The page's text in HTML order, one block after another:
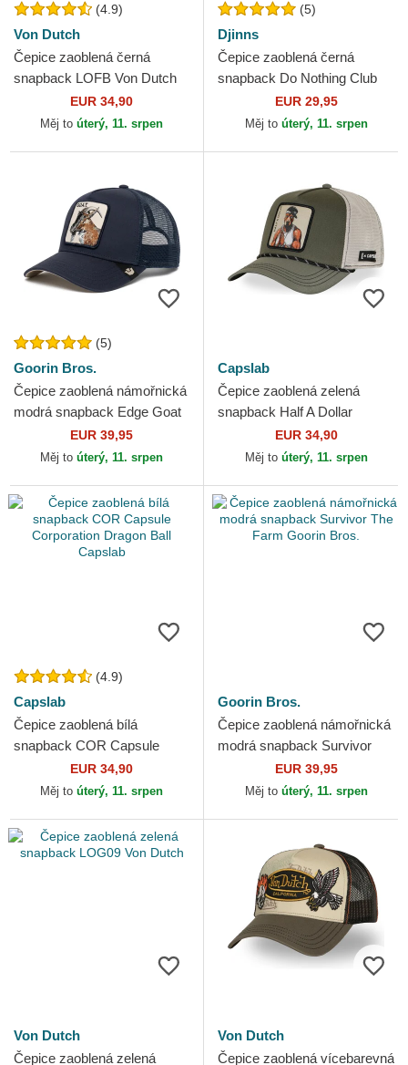
(4.9)
Von Dutch
Čepice zaoblená černá
snapback LOFB Von Dutch
EUR 34,90
Měj to úterý, 11. srpen
(5)
Djinns
Čepice zaoblená černá
snapback Do Nothing Club
HFT DNC Sloth Djinns
EUR 29,95
Měj to úterý, 11. srpen
(5)
Goorin Bros.
Čepice zaoblená námořnická
modrá snapback Edge Goat
The Farm Goorin Bros.
EUR 39,95
Měj to úterý, 11. srpen
Capslab
Čepice zaoblená zelená
snapback Half A Dollar
HALFB Hip Hop Dogz
Capslab
EUR 34,90
Měj to úterý, 11. srpen
(4.9)
Capslab
Čepice zaoblená bílá
snapback COR Capsule
Corporation Dragon Ball
Capslab
EUR 34,90
Měj to úterý, 11. srpen
Goorin Bros.
Čepice zaoblená námořnická
modrá snapback Survivor
The Farm Goorin Bros.
EUR 39,95
Měj to úterý, 11. srpen
Von Dutch
Čepice zaoblená zelená
Von Dutch
Čepice zaoblená vícebarevná